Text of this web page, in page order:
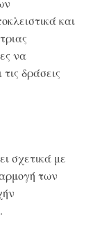
και
να
δράσεις
σχετικά με
των